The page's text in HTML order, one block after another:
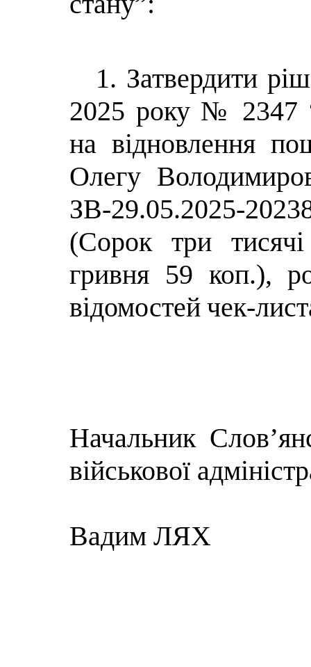
1. Затвердити
2025 року № 2347
на відновлення
Олегу
ЗВ-29.05.2025-
(Сорок три
гривня 59 коп.),
відомостей чек-
Начальник
військової
Вадим ЛЯХ